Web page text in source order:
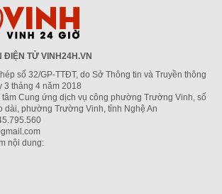
ĐIỆN TỬ VINH24H.VN
số 32/GP-TTĐT, do Sở Thông tin và Truyền thông
3 tháng 4 năm 2018
Cung ứng dịch vụ công phường Trường Vinh, số
dài, phường Trường Vinh, tỉnh Nghệ An
nội dung: